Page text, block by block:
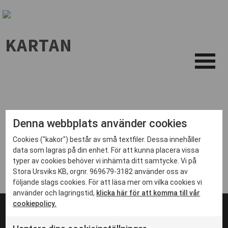
KARTAN
Denna webbplats använder cookies
Cookies ("kakor") består av små textfiler. Dessa innehåller
data som lagras på din enhet. För att kunna placera vissa
typer av cookies behöver vi inhämta ditt samtycke. Vi på
Stora Ursviks KB, orgnr. 969679-3182 använder oss av
följande slags cookies. För att läsa mer om vilka cookies vi
använder och lagringstid, klicka här för att komma till vår
cookiepolicy.